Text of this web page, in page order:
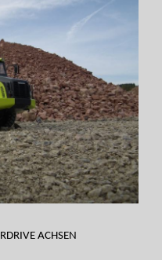
ACHSEN